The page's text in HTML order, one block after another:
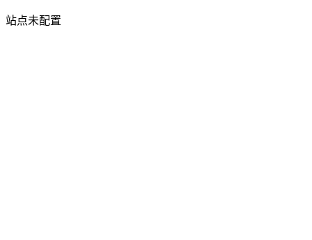
站点未配置